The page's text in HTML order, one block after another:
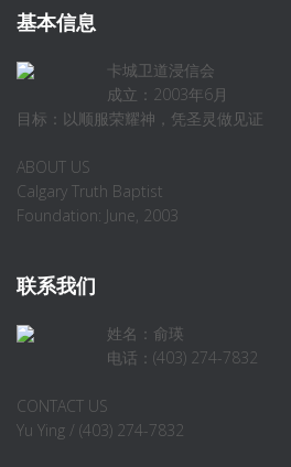
基本信息
卡城卫道浸信会
成立：2003年6月
目标：以顺服荣耀神，凭圣灵做见证
ABOUT US
Calgary Truth Baptist
Foundation: June, 2003
联系我们
姓名：俞瑛
电话：(403) 274-7832
CONTACT US
Yu Ying / (403) 274-7832